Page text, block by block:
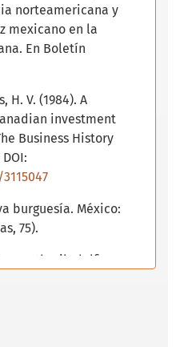
norteamericana y
mexicano en la
En Boletín
H. V. (1984). A
investment
Business History
burguesía. México:
75).
South. Filadelfia
of compromise.
the nation in